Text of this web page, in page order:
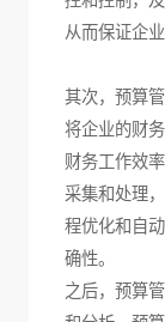
从而保证企
其次，预算
将企业的财
财务工作效
采集和处理
程优化和自
确性。
之后，预算